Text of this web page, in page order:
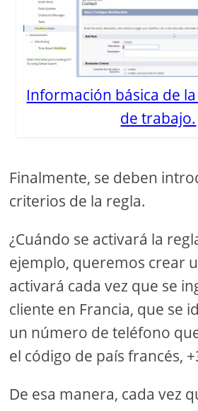
Información básica de
de trabajo.
Finalmente, se deben
criterios de la regla.
¿Cuándo se activará la
ejemplo, queremos crear
activará cada vez que se
cliente en Francia, que se
un número de teléfono
el código de país francés,
De esa manera, cada vez